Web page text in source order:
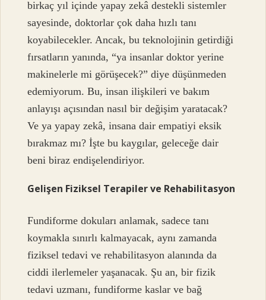
birkaç yıl içinde yapay zekâ destekli sistemler
sayesinde, doktorlar çok daha hızlı tanı
koyabilecekler. Ancak, bu teknolojinin getirdiği
fırsatların yanında, “ya insanlar doktor yerine
makinelerle mi görüşecek?” diye düşünmeden
edemiyorum. Bu, insan ilişkileri ve bakım
anlayışı açısından nasıl bir değişim yaratacak?
Ve ya yapay zekâ, insana dair empatiyi eksik
bırakmaz mı? İşte bu kaygılar, geleceğe dair
beni biraz endişelendiriyor.
Gelişen Fiziksel Terapiler ve Rehabilitasyon
Fundiforme dokuları anlamak, sadece tanı
koymakla sınırlı kalmayacak, aynı zamanda
fiziksel tedavi ve rehabilitasyon alanında da
ciddi ilerlemeler yaşanacak. Şu an, bir fizik
tedavi uzmanı, fundiforme kaslar ve bağ